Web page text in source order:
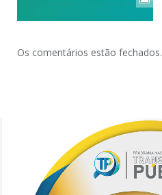
Os comentários estão fechados.